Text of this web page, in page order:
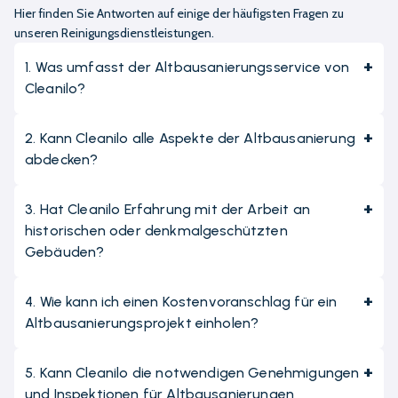
kommen Ihre persönlichen Wünsche zum Tragen, welche
von uns rundum realisiert werden.
Wie viel kostet die Altbausanierung?
So viel Sie zahlen können! Denn tatsächlich können die
Altbausanierung Kosten stark variieren und hängen vom
Geht es lediglich um die Verbesserung und Renovierung von
stark in Mitleidenschaft gezogenen Konstrukten, haben Sie
der Sanierung aber auch ein kompletter Umbau realisiert
Details einbauen lassen. In diesem Fall steigen die Kosten
Hier finden Sie Antworten auf einige der häufigsten Fragen zu
unseren Reinigungsdienstleistungen.
1. Was umfasst der Altbausanierungsservice von
Cleanilo?
2. Kann Cleanilo alle Aspekte der Altbausanierung
abdecken?
3. Hat Cleanilo Erfahrung mit der Arbeit an
historischen oder denkmalgeschützten
Gebäuden?
4. Wie kann ich einen Kostenvoranschlag für ein
Altbausanierungsprojekt einholen?
5. Kann Cleanilo die notwendigen Genehmigungen
und Inspektionen für Altbausanierungen